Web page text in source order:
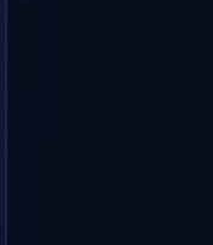
yap!